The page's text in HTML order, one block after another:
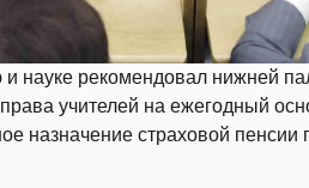
науке рекомендовал нижней
учителей на ежегодный
назначение страховой пенсии